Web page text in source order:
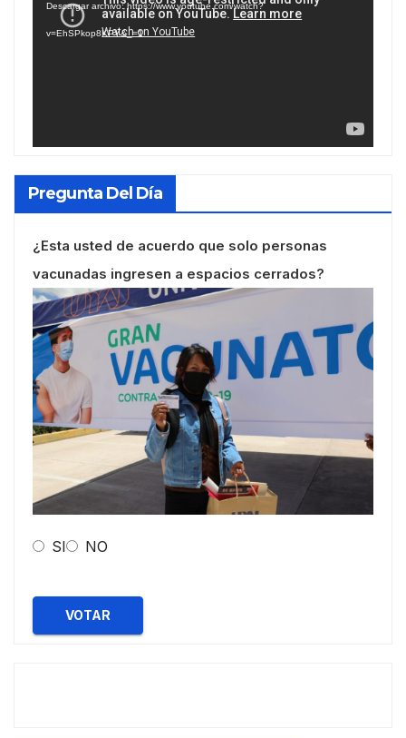
vídeo
Descargar archivo: https://www.youtube.com/watch?
v=EhSPkop8KPY&_=1
Pregunta Del Día
¿Esta usted de acuerdo que solo personas
vacunadas ingresen a espacios cerrados?
SI NO
VOTAR